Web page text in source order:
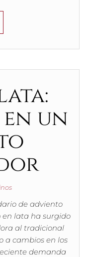
un
de adviento
en lata ha surgido
al tradicional
a cambios en los
demanda